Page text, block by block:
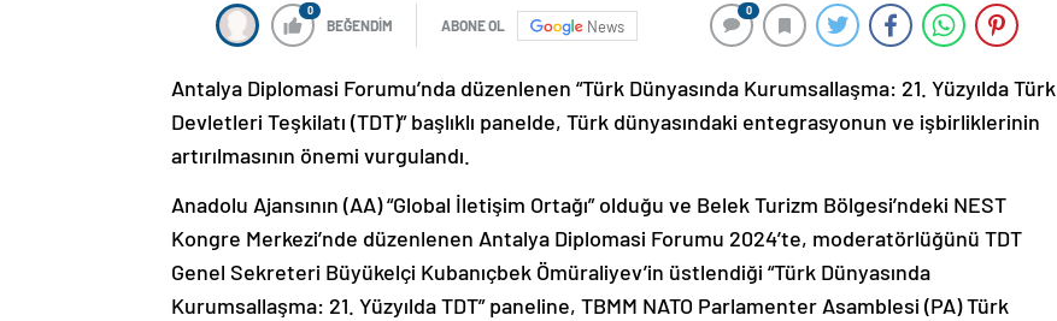
0
BEĞENDİM ABONE OL News
0
Antalya Diplomasi Forumu’nda düzenlenen “Türk Dünyasında Kurumsallaşma: 21. Yüzyılda Türk
Devletleri Teşkilatı (TDT)” başlıklı panelde, Türk dünyasındaki entegrasyonun ve işbirliklerinin
artırılmasının önemi vurgulandı.
Anadolu Ajansının (AA) “Global İletişim Ortağı” olduğu ve Belek Turizm Bölgesi’ndeki NEST
Kongre Merkezi’nde düzenlenen Antalya Diplomasi Forumu 2024’te, moderatörlüğünü TDT
Genel Sekreteri Büyükelçi Kubanıçbek Ömüraliyev’in üstlendiği “Türk Dünyasında
Kurumsallaşma: 21. Yüzyılda TDT” paneline, TBMM NATO Parlamenter Asamblesi (PA) Türk